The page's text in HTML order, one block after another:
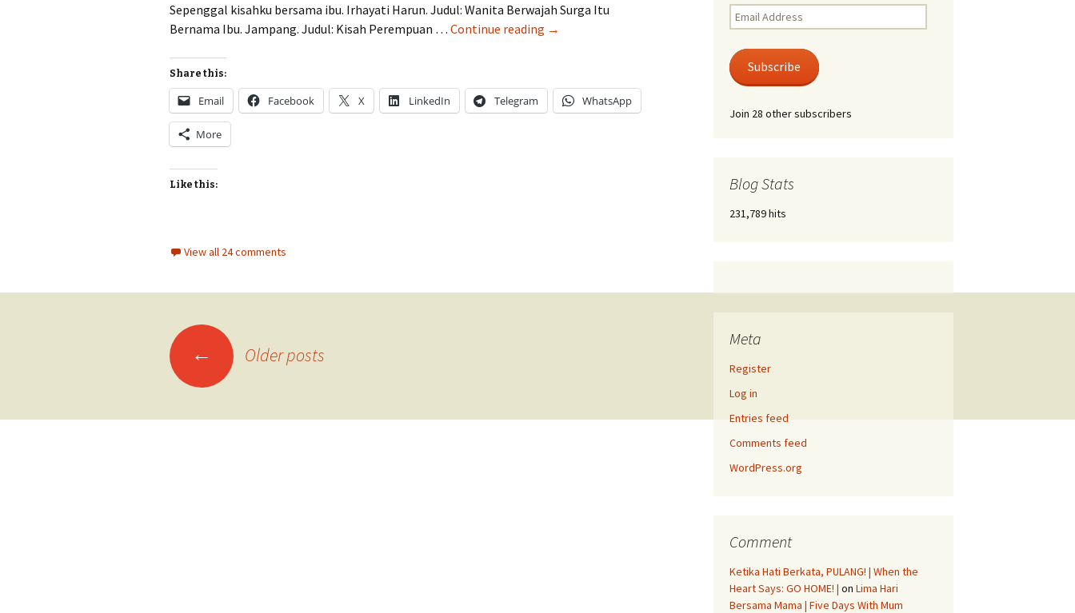
Sepenggal kisahku bersama ibu. Irhayati Harun. Judul: Wanita Berwajah Surga Itu
Bernama Ibu. Jampang. Judul: Kisah Perempuan … Continue reading Daftar
Sejuta
Kisah
→
Share this:
Email Facebook X LinkedIn Telegram WhatsApp
More
Like this:
View all 24 comments
navigation
← Older posts
Email
Address
Subscribe
Join 28 other subscribers
Blog Stats
231,789 hits
Meta
Register
Log in
Entries feed
Comments feed
WordPress.org
Comment
Ketika Hati Berkata, PULANG! | When the
Heart Says: GO HOME! | on Lima Hari
Bersama Mama | Five Days With Mum